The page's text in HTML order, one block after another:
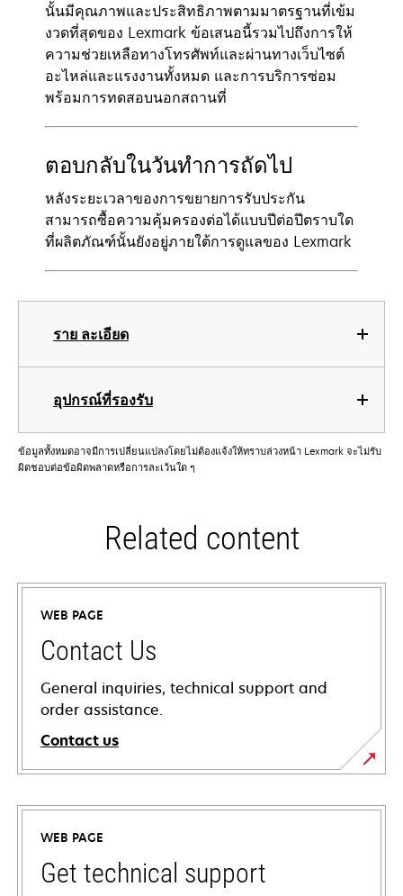
ราย ละเอียด
อุปกรณ์ที่รองรับ
นั้นมีคุณภาพและประสิทธิภาพตามมาตรฐานที่เข้ม
งวดที่สุดของ Lexmark ข้อเสนอนี้รวมไปถึงการให้
ความช่วยเหลือทางโทรศัพท์และผ่านทางเว็บไซต์
อะไหล่และแรงงานทั้งหมด และการบริการซ่อม
พร้อมการทดสอบนอกสถานที่
ตอบกลับในวันทำการถัดไป
หลังระยะเวลาของการขยายการรับประกัน
สามารถซื้อความคุ้มครองต่อได้แบบปีต่อปีตราบใด
ที่ผลิตภัณฑ์นั้นยังอยู่ภายใต้การดูแลของ Lexmark
ข้อมูลทั้งหมดอาจมีการเปลี่ยนแปลงโดยไม่ต้องแจ้งให้ทราบล่วงหน้า Lexmark จะไม่รับ
ผิดชอบต่อข้อผิดพลาดหรือการละเว้นใด ๆ
Related content
WEB PAGE
Contact Us
General inquiries, technical support and
order assistance.
Contact us
WEB PAGE
Get technical support